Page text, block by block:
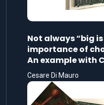
Not always “big
importance of
An example with
Cesare Di Mauro